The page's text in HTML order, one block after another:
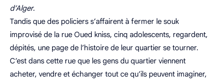
d’Alger.
Tandis que des policiers s’affairent à fermer le souk
improvisé de la rue Oued kniss, cinq adolescents, regardent,
dépités, une page de l’histoire de leur quartier se tourner.
C’est dans cette rue que les gens du quartier viennent
acheter, vendre et échanger tout ce qu’ils peuvent imaginer,